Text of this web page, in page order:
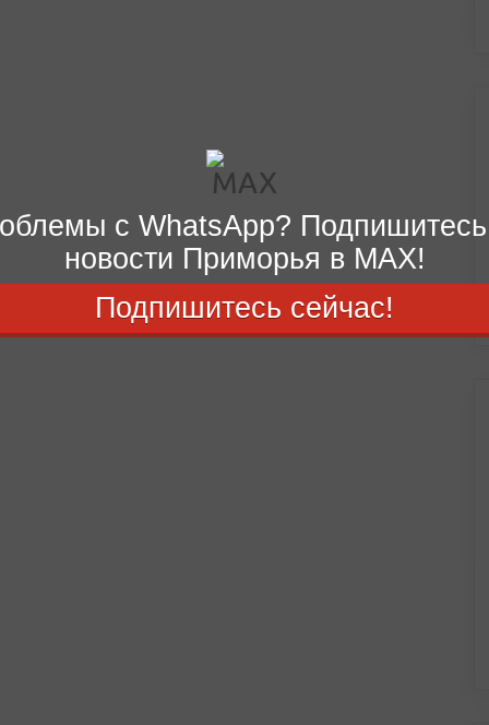
с WhatsApp?
новости Приморья в MAX!
Подпишитесь сейчас!